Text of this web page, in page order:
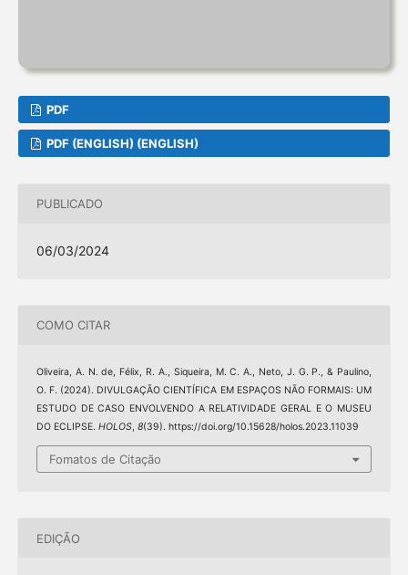
PDF
PDF (ENGLISH) (ENGLISH)
PUBLICADO
06/03/2024
COMO CITAR
Oliveira, A. N. de, Félix, R. A., Siqueira, M. C. A., Neto, J. G. P., & Paulino,
O. F. (2024). DIVULGAÇÃO CIENTÍFICA EM ESPAÇOS NÃO FORMAIS: UM
ESTUDO DE CASO ENVOLVENDO A RELATIVIDADE GERAL E O MUSEU
DO ECLIPSE. HOLOS, 8(39). https://doi.org/10.15628/holos.2023.11039
Fomatos de Citação
EDIÇÃO